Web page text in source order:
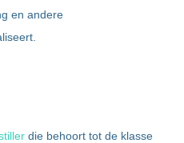
en andere
die behoort tot de klasse